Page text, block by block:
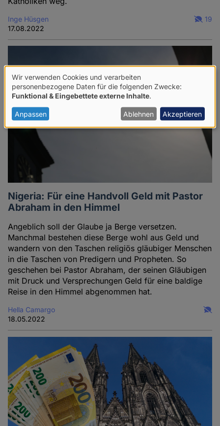
Inge Hüsgen
17.08.2022
19
Nigeria: Für eine Handvoll Geld mit Pastor
Abraham in den Himmel
Angeblich soll der Glaube ja Berge versetzen.
Manchmal bestehen diese Berge wohl aus Geld und
wandern von den Taschen religiös gläubiger Menschen
in die Taschen von Predigern und Propheten. So
geschehen bei Pastor Abraham, der seinen Gläubigen
mit Druck und Versprechungen Geld für eine baldige
Reise in den Himmel abgenommen hat.
Hella Camargo
18.05.2022
Verwendung
von
personenbezogenen
Daten
Cookies
Wir verwenden Cookies und verarbeiten
personenbezogene Daten für die folgenden Zwecke:
Funktional & Eingebettete externe Inhalte.
Anpassen Ablehnen Akzeptieren